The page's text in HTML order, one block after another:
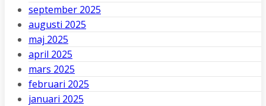
september 2025
augusti 2025
maj 2025
april 2025
mars 2025
februari 2025
januari 2025